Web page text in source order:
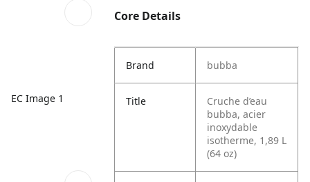
EC Image 1
Core Details
Brand bubba
Title
Cruche d’eau
bubba, acier
inoxydable
isotherme, 1,89 L
(64 oz)